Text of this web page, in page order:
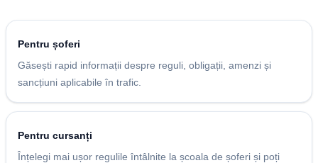
Pentru șoferi
Găsești rapid informații despre reguli, obligații, amenzi și
sancțiuni aplicabile în trafic.
Pentru cursanți
Înțelegi mai ușor regulile întâlnite la școala de șoferi și poți